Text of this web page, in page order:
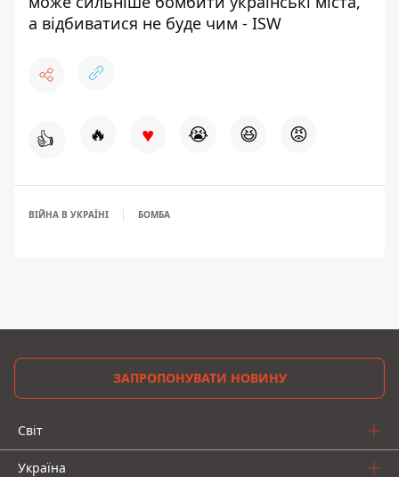
а відбиватися не буде чим - ISW
👍 🔥 ♥ 😭 😆 😡
ВІЙНА В УКРАЇНІ БОМБА
ЗАПРОПОНУВАТИ НОВИНУ
Світ
Україна